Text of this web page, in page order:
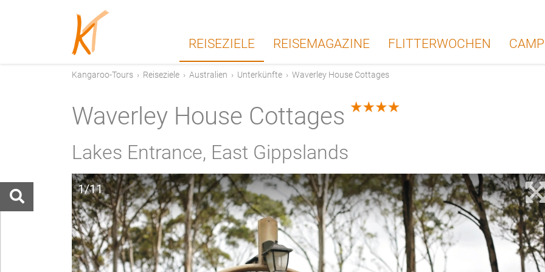
REISEZIELE REISEMAGAZINE FLITTERWOCHEN
Kangaroo-Tours › Reiseziele › Australien › Unterkünfte › Waverley House Cottages
Waverley House Cottages 4.0
Lakes Entrance, East Gippslands
1/11